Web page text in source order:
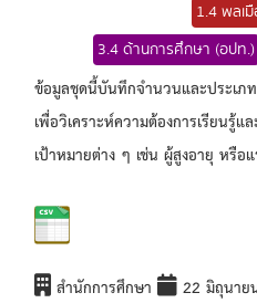
1.4 พลเ
3.4 ด้านการศึกษา (อปท.)
ข้อมูลชุดนี้บันทึกจำนวนและประเภ
เพื่อวิเคราะห์ความต้องการเรียน
เป้าหมายต่าง ๆ เช่น ผู้สูงอายุ หรือ
สำนักการศึกษา 22 มิถุนาย